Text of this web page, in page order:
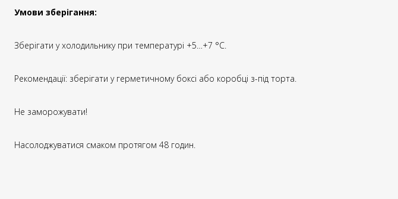
Умови зберігання:
Зберігати у холодильнику при температурі +5…+7 °C.
Рекомендації: зберігати у герметичному боксі або коробці з-під торта.
Не заморожувати!
Насолоджуватися смаком протягом 48 годин.